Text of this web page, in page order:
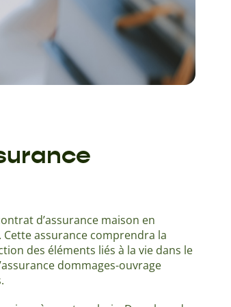
d’assurance maison en
assurance comprendra la
des éléments liés à la vie dans le
dommages-ouvrage